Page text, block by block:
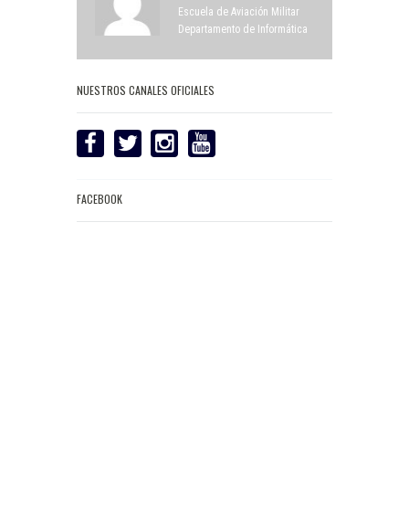
Escuela de Aviación Militar
Departamento de Informática
NUESTROS CANALES OFICIALES
FACEBOOK